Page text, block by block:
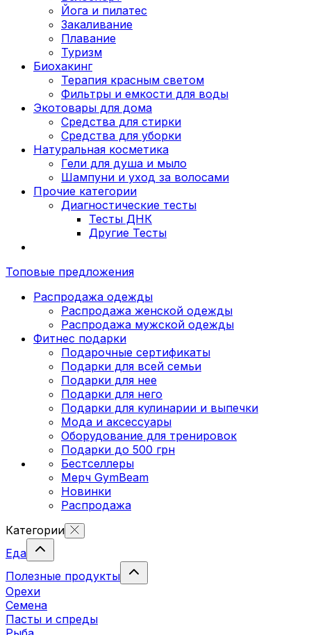
Йога и пилатес
Закаливание
Плавание
Туризм
Биохакинг
Терапия красным светом
Фильтры и емкости для воды
Экотовары для дома
Средства для стирки
Средства для уборки
Натуральная косметика
Гели для душа и мыло
Шампуни и уход за волосами
Прочие категории
Диагностические тесты
Тесты ДНК
Другие Тесты
Топовые предложения
Распродажа одежды
Распродажа женской одежды
Распродажа мужской одежды
Фитнес подарки
Подарочные сертификаты
Подарки для всей семьи
Подарки для нее
Подарки для него
Подарки для кулинарии и выпечки
Мода и аксессуары
Оборудование для тренировок
Подарки до 500 грн
Бестселлеры
Мерч GymBeam
Новинки
Распродажа
Категории
Еда
Полезные продукты
Орехи
Семена
Пасты и спреды